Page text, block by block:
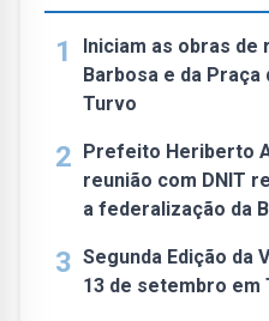
1
Iniciam as obras de
Barbosa e da
Turvo
2 Prefeito Heriberto
reunião com DNIT
a federalização da
3 Segunda Edição da
13 de setembro em